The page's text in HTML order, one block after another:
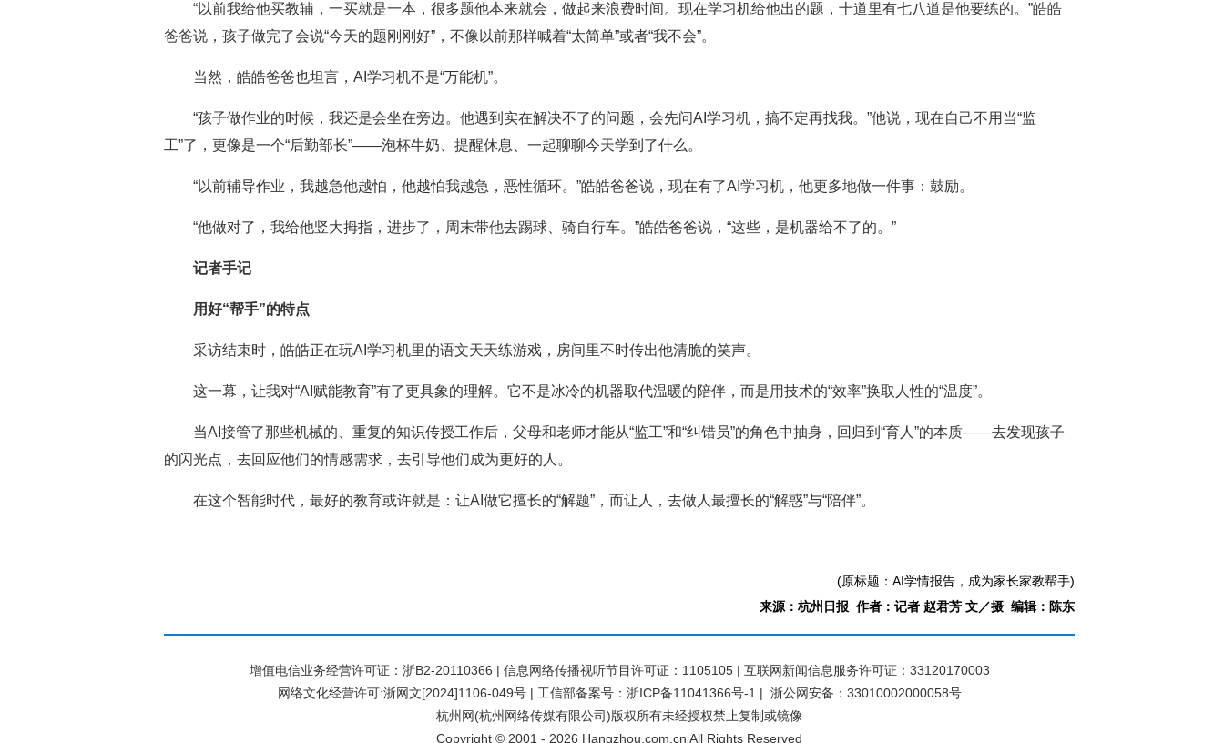
“以前我给他买教辅，一买就是一本，很多题他本来就会，做起来浪费时间。现在学习机给他出的题，十道里有七八道是他要练的。”皓皓
爸爸说，孩子做完了会说“今天的题刚刚好”，不像以前那样喊着“太简单”或者“我不会”。
当然，皓皓爸爸也坦言，AI学习机不是“万能机”。
“孩子做作业的时候，我还是会坐在旁边。他遇到实在解决不了的问题，会先问AI学习机，搞不定再找我。”他说，现在自己不用当“监
工”了，更像是一个“后勤部长”——泡杯牛奶、提醒休息、一起聊聊今天学到了什么。
“以前辅导作业，我越急他越怕，他越怕我越急，恶性循环。”皓皓爸爸说，现在有了AI学习机，他更多地做一件事：鼓励。
“他做对了，我给他竖大拇指，进步了，周末带他去踢球、骑自行车。”皓皓爸爸说，“这些，是机器给不了的。”
记者手记
用好“帮手”的特点
采访结束时，皓皓正在玩AI学习机里的语文天天练游戏，房间里不时传出他清脆的笑声。
这一幕，让我对“AI赋能教育”有了更具象的理解。它不是冰冷的机器取代温暖的陪伴，而是用技术的“效率”换取人性的“温度”。
当AI接管了那些机械的、重复的知识传授工作后，父母和老师才能从“监工”和“纠错员”的角色中抽身，回归到“育人”的本质——去发现孩子
的闪光点，去回应他们的情感需求，去引导他们成为更好的人。
在这个智能时代，最好的教育或许就是：让AI做它擅长的“解题”，而让人，去做人最擅长的“解惑”与“陪伴”。
(原标题：AI学情报告，成为家长家教帮手)
来源：杭州日报 作者：​记者 赵君芳 文／摄 编辑：陈东
增值电信业务经营许可证：浙B2-20110366 | 信息网络传播视听节目许可证：1105105 | 互联网新闻信息服务许可证：33120170003
网络文化经营许可:浙网文[2024]1106-049号| 工信部备案号：浙ICP备11041366号-1 | 浙公网安备：33010002000058号
杭州网(杭州网络传媒有限公司)版权所有未经授权禁止复制或镜像
Copyright © 2001 - 2026 Hangzhou.com.cn All Rights Reserved